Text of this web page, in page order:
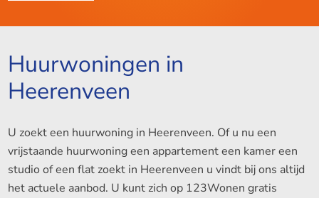
Huurwoningen in
Heerenveen
U zoekt een huurwoning in Heerenveen. Of u nu een
vrijstaande huurwoning een appartement een kamer een
studio of een flat zoekt in Heerenveen u vindt bij ons altijd
het actuele aanbod. U kunt zich op 123Wonen gratis